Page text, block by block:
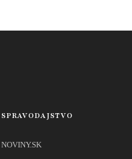
SPRAVODAJSTVO
NOVINY.SK